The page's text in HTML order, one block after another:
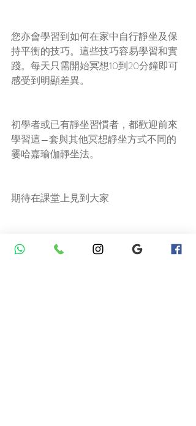
您亦會學習到如何在家中自行靜坐及保
持平衡的技巧。這些技巧容易學習和實
踐。每天只需開始冥想10到20分鐘即可
感受到明顯差異。
初學者或已有靜坐習慣者，都歡迎前來
學習這—套與其他冥想靜坐方式不同的
霎哈嘉瑜伽靜坐法。
期待在課堂上見到大家
語言：粵語 + 英語